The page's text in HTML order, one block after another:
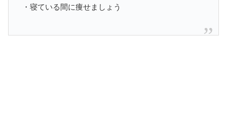
・寝ている間に痩せましょう